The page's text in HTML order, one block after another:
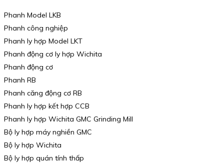
Phanh Model LKB
Phanh công nghiệp
Phanh ly hợp Model LKT
Phanh động cơ ly hợp Wichita
Phanh động cơ
Phanh RB
Phanh căng động cơ RB
Phanh ly hợp kết hợp CCB
Phanh ly hợp Wichita GMC Grinding Mill
Bộ ly hợp máy nghiền GMC
Bộ ly hợp Wichita
Bộ ly hợp quán tính thấp